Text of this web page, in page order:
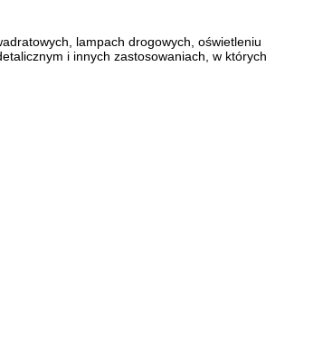
lampach drogowych, oświetleniu
i innych zastosowaniach, w których